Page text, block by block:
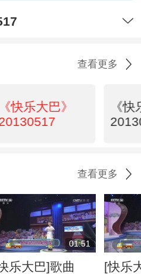
查看更多
《快乐大巴》
《
查看更多
01:51
乐大巴]歌曲
[快乐